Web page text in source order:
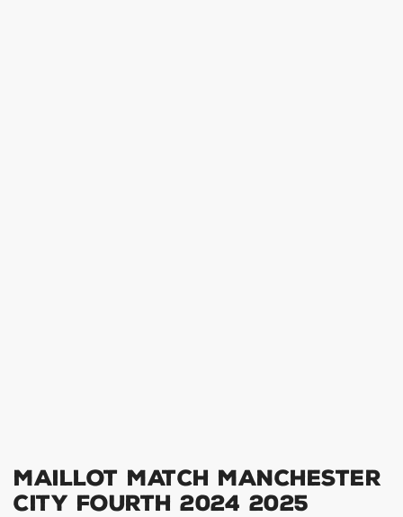
Maillot Match Manchester
City Fourth 2024 2025